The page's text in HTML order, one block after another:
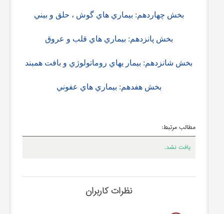
بخش چهاردهم: بيماري هاي گوش ، حلق و بيني
بخش پانزدهم: بيماري هاي قلب و عروق
بخش شانزدهم: بيمار يهاي روماتولوژي و بافت همبند
بخش هفدهم: بيماري هاي عفوني
مطالب مرتبط:
یافت نشد.
نظرات کاربران